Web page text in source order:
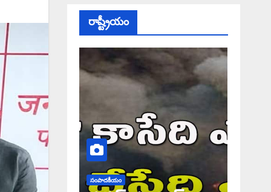
రాష్ట్రీయం
సంపాదకీయం